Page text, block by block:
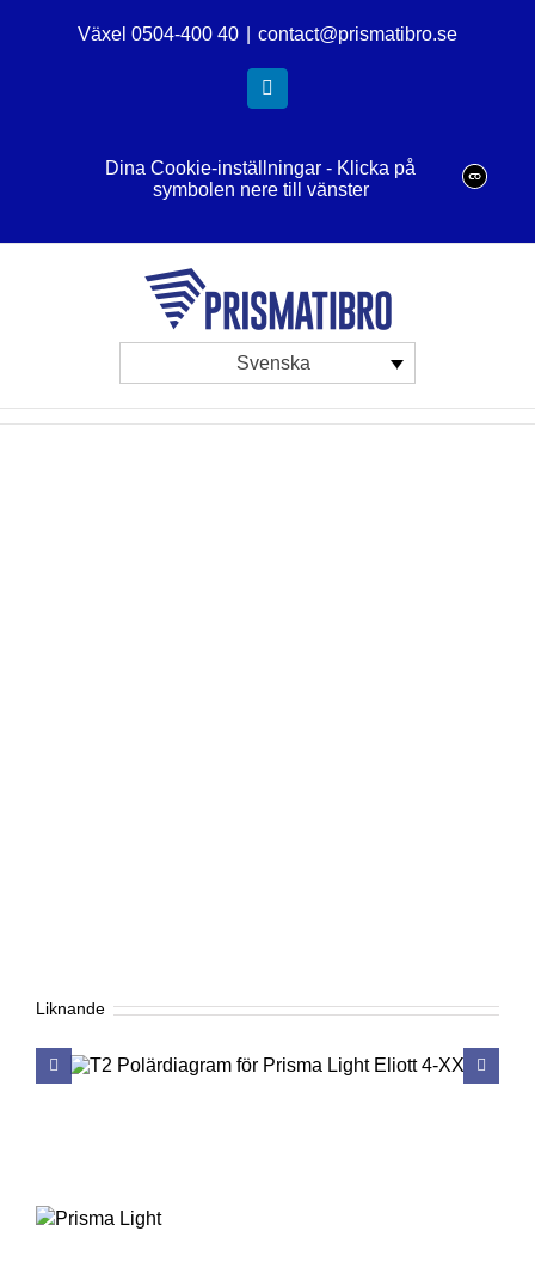
Växel 0504-400 40 contact@prismatibro.se
LinkedIn
Dina Cookie-inställningar - Klicka på
symbolen nere till vänster
Svenska
Liknande
SCL/T4 Polärdiagram för Prisma Light Eliott 4-